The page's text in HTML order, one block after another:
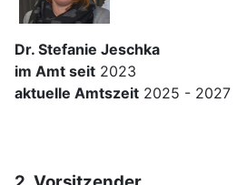
Dr. Stefanie Jeschka
im Amt seit 2023
aktuelle Amtszeit 2025 - 2027